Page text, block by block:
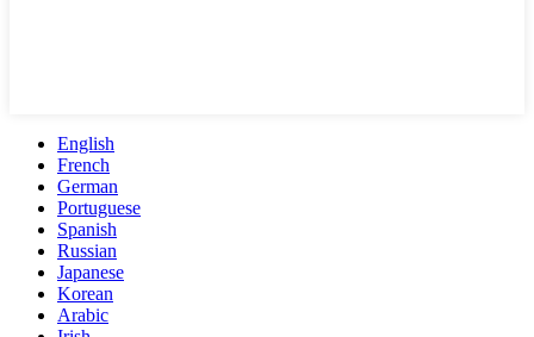
English
French
German
Portuguese
Spanish
Russian
Japanese
Korean
Arabic